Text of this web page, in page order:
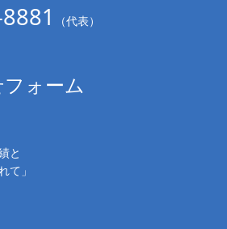
（代表）
ォーム
と
て」